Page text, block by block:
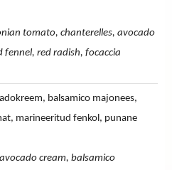
tomato, chanterelles, avocado
red radish, focaccia
balsamico majonees,
marineeritud fenkol, punane
cream, balsamico